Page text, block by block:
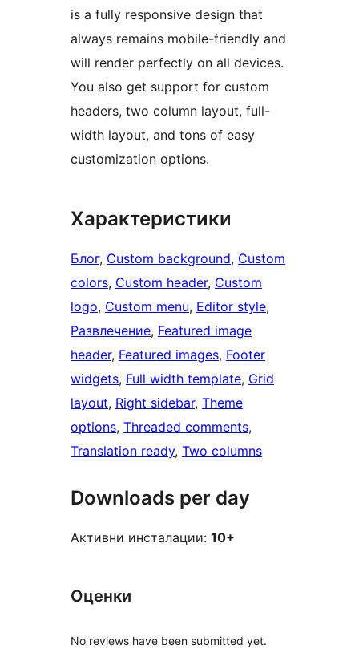
is a fully responsive design that
always remains mobile-friendly and
will render perfectly on all devices.
You also get support for custom
headers, two column layout, full-
width layout, and tons of easy
customization options.
Характеристики
Блог, Custom background, Custom
colors, Custom header, Custom
logo, Custom menu, Editor style
Развлечение, Featured image
header, Featured images, Footer
widgets, Full width template, Grid
layout, Right sidebar, Theme
options, Threaded comments
Translation ready, Two columns
Downloads per day
Активни инсталации: 10+
Оценки
No reviews have been submitted yet.